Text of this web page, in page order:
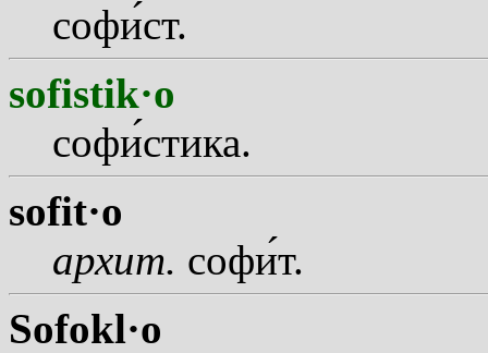
софист.
sofistik·o
софистика.
sofit·o
архит. софит.
Sofokl·o